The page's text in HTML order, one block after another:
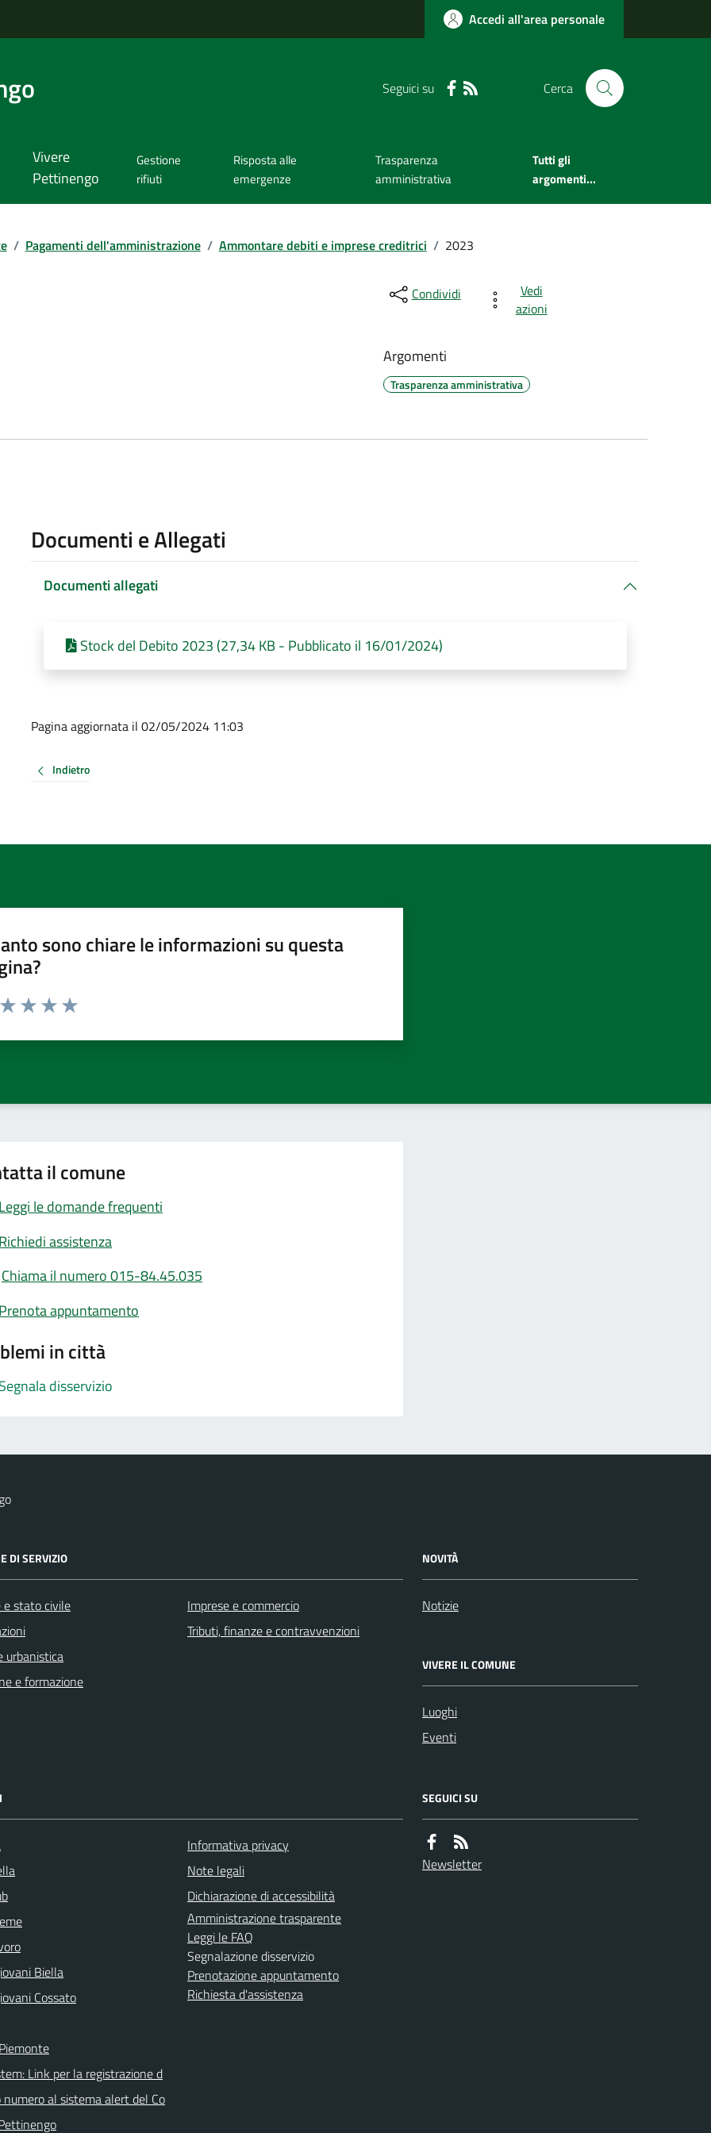
Accedi all'area personale
Seguici su Cerca
Vivere
Pettinengo
Gestione
rifiuti
Risposta alle
emergenze
Trasparenza
amministrativa
Tutti gli
argomenti...
/ Pagamenti dell'amministrazione / Ammontare debiti e imprese creditrici / 2023
Condividi
Vedi
azioni
Argomenti
Trasparenza amministrativa
Documenti e Allegati
Documenti allegati
Stock del Debito 2023 (27,34 KB - Pubblicato il 16/01/2024)
Pagina aggiornata il 02/05/2024 11:03
Indietro
sono chiare le informazioni su questa
da 1 a 5 stelle la pagina
il comune
Leggi le domande frequenti
Richiedi assistenza
Chiama il numero 015-84.45.035
Prenota appuntamento
in città
Segnala disservizio
DI SERVIZIO
e stato civile
urbanistica
e formazione
Imprese e commercio
Tributi, finanze e contravvenzioni
NOVITÀ
Notizie
VIVERE IL COMUNE
Luoghi
Eventi
Biella
Cossato
Link per la registrazione d
numero al sistema alert del Co
Informativa privacy
Note legali
Dichiarazione di accessibilità
Amministrazione trasparente
Leggi le FAQ
Segnalazione disservizio
Prenotazione appuntamento
Richiesta d'assistenza
SEGUICI SU
Newsletter